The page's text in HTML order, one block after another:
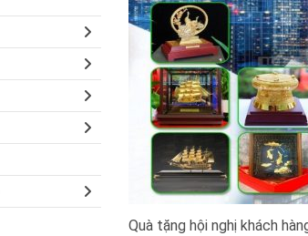
Quà tặng hội nghị khách